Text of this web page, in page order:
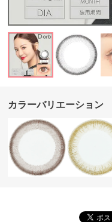
カラーバリエーション